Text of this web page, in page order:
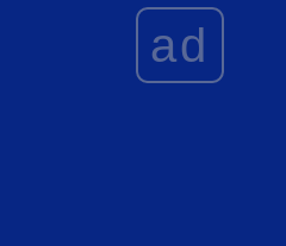
vengo, Madre by
Joaquín Rodrigo
Love's
ad